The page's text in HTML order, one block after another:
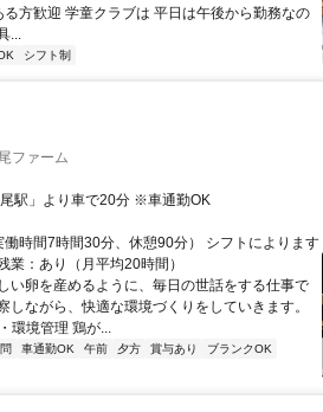
方歓迎 学童クラブは 平日は午後から勤務なの
...
シフト制
ファーム
駅」より車で20分 ※車通勤OK
時間7時間30分、休憩90分） シフトによります
業：あり（月平均20時間）
い卵を産めるように、毎日の世話をする仕事で
ながら、快適な環境づくりをしていきます。
環境管理 鶏が...
車通勤OK 午前 夕方 賞与あり
ブランクOK